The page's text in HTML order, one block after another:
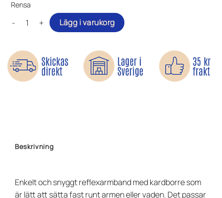
Rensa
Reflexarmband med kardborre mängd
Lägg i varukorg
Beskrivning
Enkelt och snyggt reflexarmband med kardborre som
är lätt att sätta fast runt armen eller vaden. Det passar